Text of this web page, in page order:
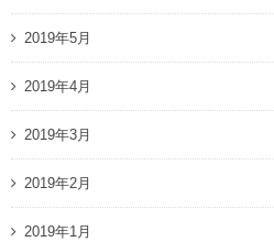
2019年5月
2019年4月
2019年3月
2019年2月
2019年1月